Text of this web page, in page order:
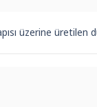
üzerine üretilen